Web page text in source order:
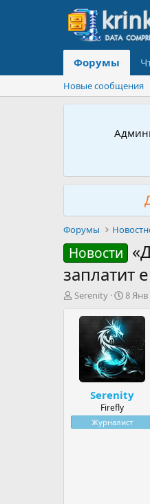
Форумы
Новые сообщения
Форумы
Новости
заплатит
А
м
Serenity
Д
т
а
н
а
ч
а
л
8 Янв
Serenity
Firefly
Журналист